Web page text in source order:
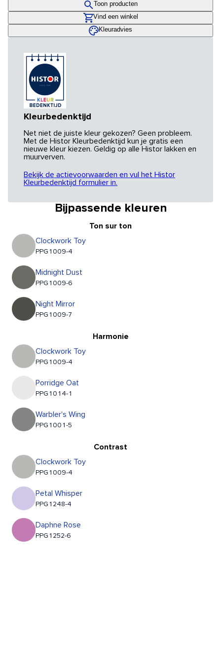
Toon producten
Vind een winkel
Kleuradvies
Kleurbedenktijd
Net niet de juiste kleur gekozen? Geen probleem.
Met de Histor Kleurbedenktijd kun je gratis een
nieuwe kleur kiezen. Geldig op alle Histor lakken en
muurverven.
Bekijk de actievoorwaarden en vul het Histor
Kleurbedenktijd formulier in.
Bijpassende kleuren
Ton sur ton
Clockwork Toy
PPG1009-4
Midnight Dust
PPG1009-6
Night Mirror
PPG1009-7
Harmonie
Clockwork Toy
PPG1009-4
Porridge Oat
PPG1014-1
Warbler's Wing
PPG1001-5
Contrast
Clockwork Toy
PPG1009-4
Petal Whisper
PPG1248-4
Daphne Rose
PPG1252-6